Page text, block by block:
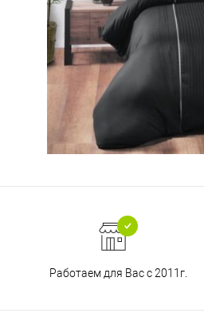
Работаем для Вас с 2011г.